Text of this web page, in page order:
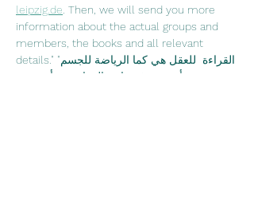
leipzig.de . Then, we will send you more
information about the actual groups and
members, the books and all relevant
details."القراءة  للعقل هي كما الرياضة للجسم"
جوزيف أديسون في نادي القراءة نقرأ سوية